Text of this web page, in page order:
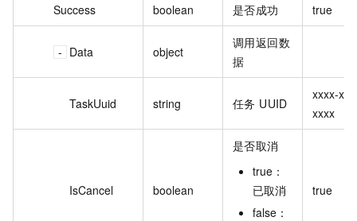
Success boolean 是否成功 true
Data object
调用返回数
据
TaskUuid string 任务 UUID
xxxx-
xxxx
IsCancel boolean
是否取消
true：
已取消
false：
true